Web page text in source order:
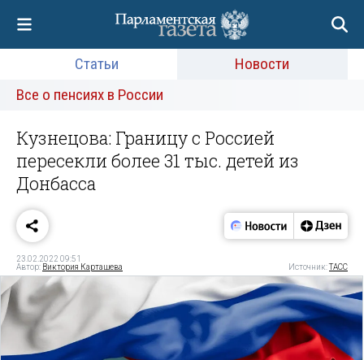
Статьи
Новости
Все о пенсиях в России
Кузнецова: Границу с Россией
пересекли более 31 тыс. детей из
Донбасса
23.02.2022 09:51
Автор: Виктория Карташева Источник:ТАСС